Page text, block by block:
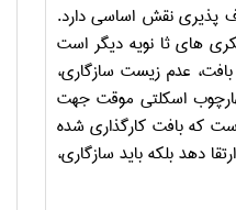
پذیری نقش اساسی دارد.
های ثا نویه دیگر است
عدم زیست سازگاری،
اسکلتی موقت جهت
که بافت کارگذاری شده
دهد بلکه باید سازگاری،